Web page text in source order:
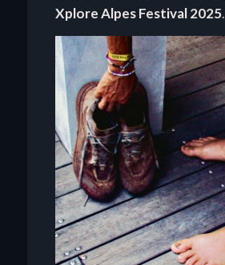
Xplore Alpes Festival 2025.